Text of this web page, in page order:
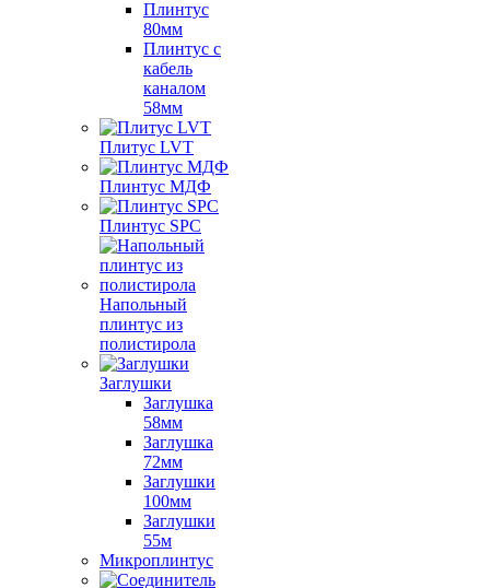
Плинтус
80мм
Плинтус с
кабель
каналом
58мм
Плитус LVT
Плинтус МДФ
Плинтус SPC
Напольный
плинтус из
полистирола
Заглушки
Заглушка
58мм
Заглушка
72мм
Заглушки
100мм
Заглушки
55м
Микроплинтус